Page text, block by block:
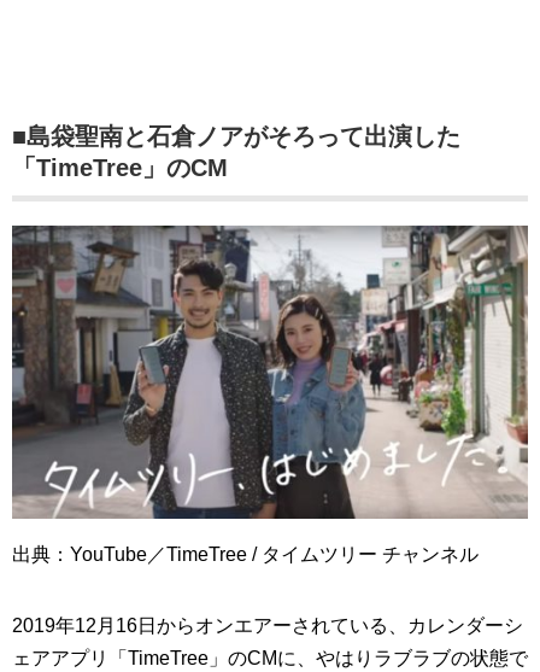
■島袋聖南と石倉ノアがそろって出演した
「TimeTree」のCM
出典：YouTube／TimeTree / タイムツリー チャンネル
2019年12月16日からオンエアーされている、カレンダーシ
ェアアプリ「TimeTree」のCMに、やはりラブラブの状態で